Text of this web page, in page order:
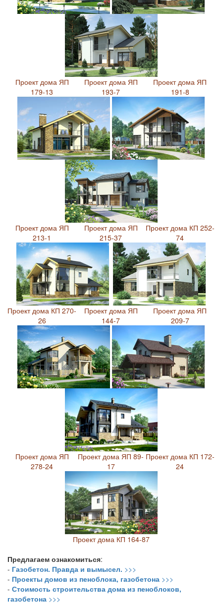
Проект дома ЯП
179-13
Проект дома ЯП
193-7
Проект дома ЯП
191-8
Проект дома ЯП
213-1
Проект дома ЯП
215-37
Проект дома КП 252-
74
Проект дома КП 270-
26
Проект дома ЯП
144-7
Проект дома ЯП
209-7
Проект дома ЯП
278-24
Проект дома ЯП 89-
17
Проект дома КП 172-
24
Проект дома КП 164-87
Предлагаем ознакомиться:
- Газобетон. Правда и вымысел. >>>
- Проекты домов из пеноблока, газобетона >>>
- Стоимость строительства дома из пеноблоков,
газобетона >>>